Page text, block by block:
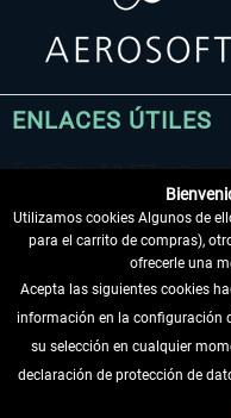
ENLACES ÚTILES
DESISTIR DEL CONTRATO
INFORMACIÓN
Utilizamos cookies Algunos de
para el carrito de compras),
ofrecerle una
Acepta las siguientes cookies
información en la configuración
su selección en cualquier
declaración de protección de